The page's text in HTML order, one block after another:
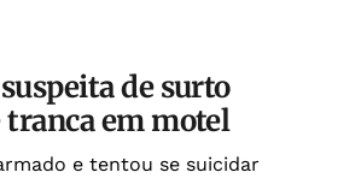
de surto
tranca em motel
e tentou se suicidar